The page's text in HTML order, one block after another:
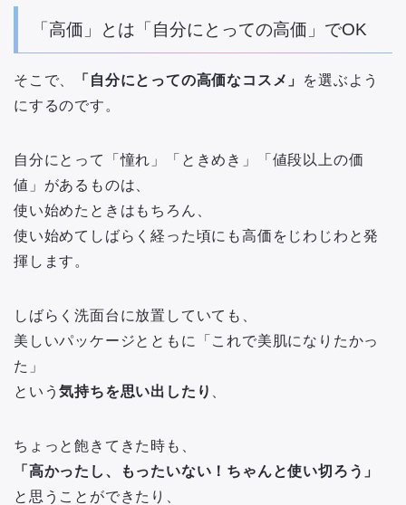
「高価」とは「自分にとっての高価」でOK
そこで、 「自分にとっての高価なコスメ」
を選ぶよう
にするのです。
自分にとって「憧れ」「ときめき」「値段以上の価
値」があるものは、
使い始めたときはもちろん、
使い始めてしばらく経った頃にも高価をじわじわと発
揮します。
しばらく洗面台に放置していても、
美しいパッケージとともに「これで美肌になりたかっ
た」
という気持ちを思い出したり
ちょっと飽きてきた時も、
「高かったし、もったいない！ちゃんと使い切ろう」
と思うことができたり、